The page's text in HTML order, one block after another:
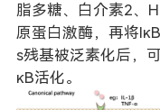
脂多糖、白介素2、
原蛋白激酶，再将
s残基被泛素化后，
κB活化。